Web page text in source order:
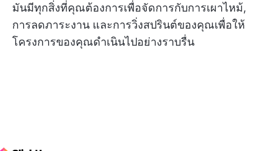
มันมีทุกสิ่งที่คุณต้องการเพื่อจัดการกับการเผาไหม้,
การลดภาระงาน และการวิ่งสปรินต์ของคุณเพื่อให้
โครงการของคุณดำเนินไปอย่างราบรื่น